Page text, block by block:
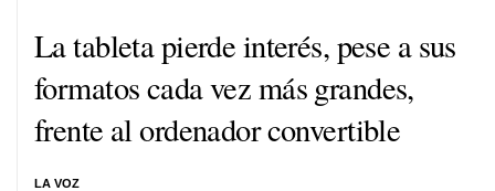
La tableta pierde interés, pese a sus
formatos cada vez más grandes,
frente al ordenador convertible
LA VOZ